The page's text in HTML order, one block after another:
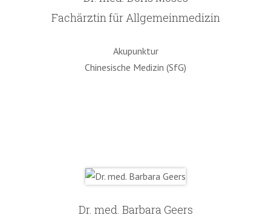
Fachärztin für Allgemeinmedizin
Akupunktur
Chinesische Medizin (SfG)
Dr. med. Barbara Geers